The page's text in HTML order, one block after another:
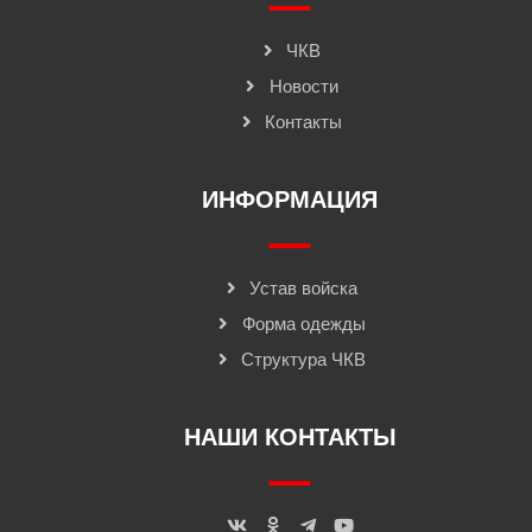
ЧКВ
Новости
Контакты
ИНФОРМАЦИЯ
Устав войска
Форма одежды
Структура ЧКВ
НАШИ КОНТАКТЫ